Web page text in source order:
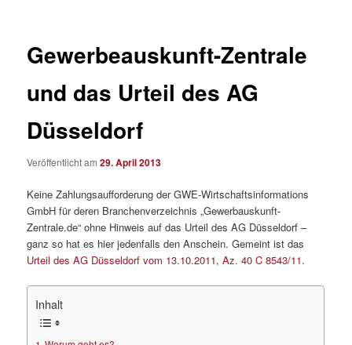
Gewerbeauskunft-Zentrale
und das Urteil des AG
Düsseldorf
Veröffentlicht am29. April 2013
Keine Zahlungsaufforderung der GWE-Wirtschaftsinformations
GmbH für deren Branchenverzeichnis „Gewerbauskunft-
Zentrale.de“ ohne Hinweis auf das Urteil des AG Düsseldorf –
ganz so hat es hier jedenfalls den Anschein. Gemeint ist das
Urteil des AG Düsseldorf vom 13.10.2011, Az. 40 C 8543/11.
Inhalt